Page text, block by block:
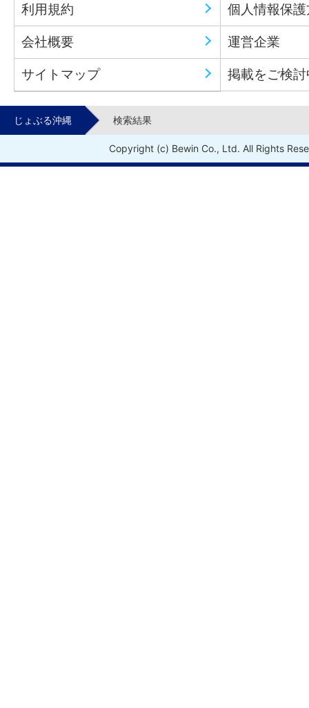
利用規約 個人情報保
会社概要 運営企業
サイトマップ 掲載をご検
じょぶる沖縄 検索結果
Copyright (c) Bewin Co., Ltd. All Rights